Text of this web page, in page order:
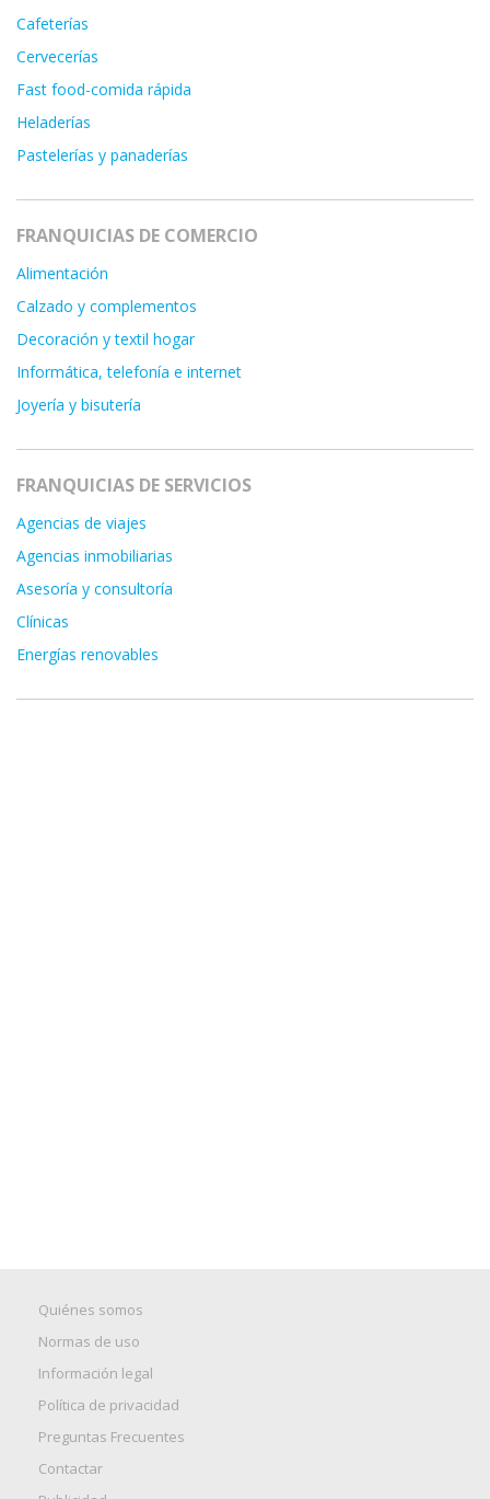
Cafeterías
Cervecerías
Fast food-comida rápida
Heladerías
Pastelerías y panaderías
FRANQUICIAS DE COMERCIO
Alimentación
Calzado y complementos
Decoración y textil hogar
Informática, telefonía e internet
Joyería y bisutería
FRANQUICIAS DE SERVICIOS
Agencias de viajes
Agencias inmobiliarias
Asesoría y consultoría
Clínicas
Energías renovables
Quiénes somos
Normas de uso
Información legal
Política de privacidad
Preguntas Frecuentes
Contactar